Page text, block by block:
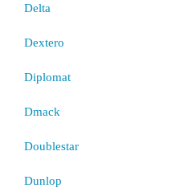
Delta
Dextero
Diplomat
Dmack
Doublestar
Dunlop